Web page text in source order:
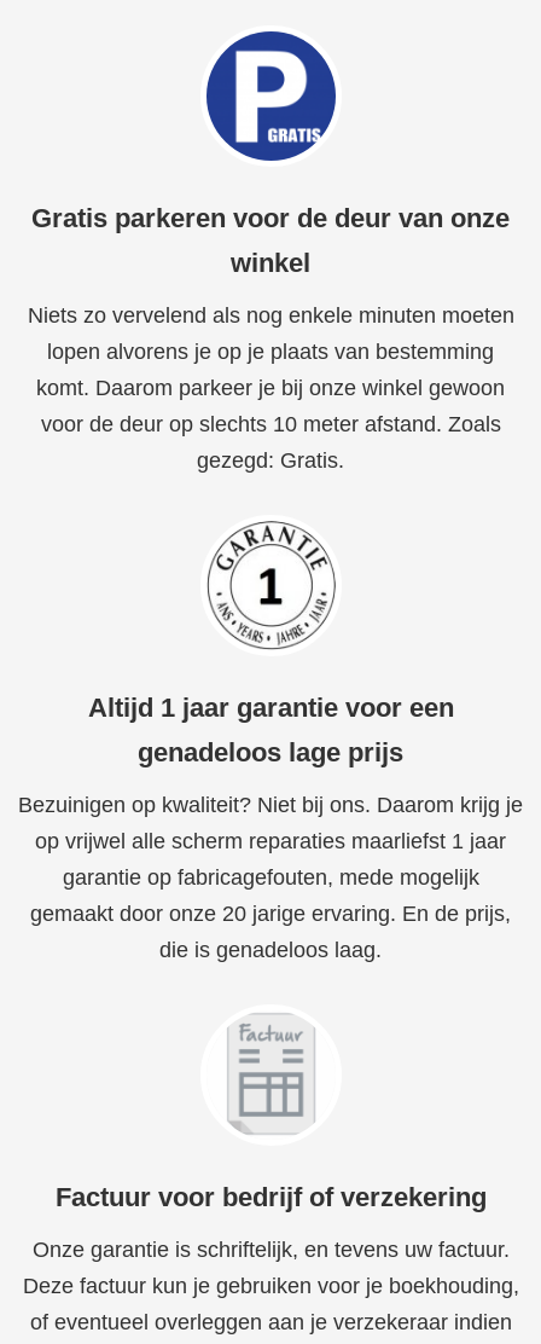
Gratis parkeren voor de deur van onze
winkel
Niets zo vervelend als nog enkele minuten moeten
lopen alvorens je op je plaats van bestemming
komt. Daarom parkeer je bij onze winkel gewoon
voor de deur op slechts 10 meter afstand. Zoals
gezegd: Gratis.
Altijd 1 jaar garantie voor een
genadeloos lage prijs
Bezuinigen op kwaliteit? Niet bij ons. Daarom krijg je
op vrijwel alle scherm reparaties maarliefst 1 jaar
garantie op fabricagefouten, mede mogelijk
gemaakt door onze 20 jarige ervaring. En de prijs,
die is genadeloos laag.
Factuur voor bedrijf of verzekering
Onze garantie is schriftelijk, en tevens uw factuur.
Deze factuur kun je gebruiken voor je boekhouding,
of eventueel overleggen aan je verzekeraar indien